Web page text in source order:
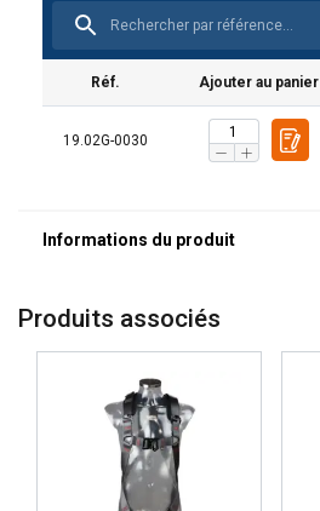
Réf. Ajouter au panier
19.02G-0030
Produits associés